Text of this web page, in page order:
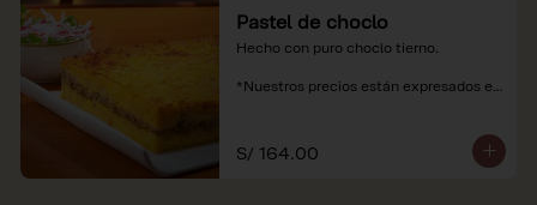
Pastel de choclo
Hecho con puro choclo tierno.
*Nuestros precios están expresados en
S/ 164.00